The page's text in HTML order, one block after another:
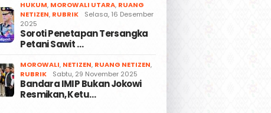
HUKUM, MOROWALI UTARA, RUANG
NETIZEN, RUBRIK
Selasa, 16 Desember
2025
Soroti Penetapan Tersangka
Petani Sawit …
MOROWALI, NETIZEN, RUANG NETIZEN,
RUBRIK
Sabtu, 29 November 2025
Bandara IMIP Bukan Jokowi
Resmikan, Ketu…